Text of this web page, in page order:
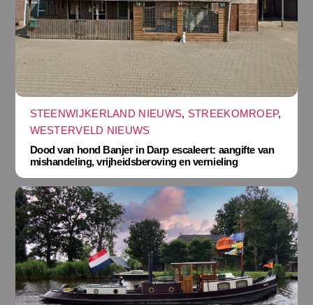
STEENWIJKERLAND NIEUWS, STREEKOMROEP,
WESTERVELD NIEUWS
Dood van hond Banjer in Darp escaleert: aangifte van
mishandeling, vrijheidsberoving en vernieling